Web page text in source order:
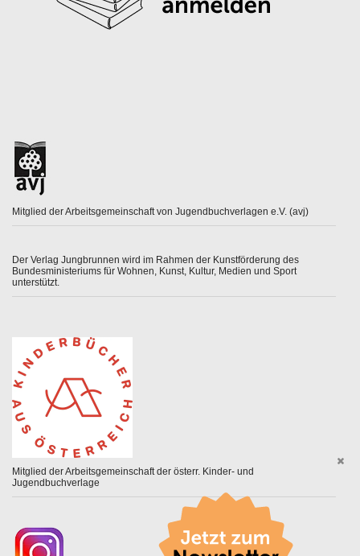
Mitglied der Arbeitsgemeinschaft von Jugendbuchverlagen e.V. (avj)
Der Verlag Jungbrunnen wird im Rahmen der Kunstförderung des
Bundesministeriums für Wohnen, Kunst, Kultur, Medien und Sport
unterstützt.
Mitglied der Arbeitsgemeinschaft der österr. Kinder- und
Jugendbuchverlage